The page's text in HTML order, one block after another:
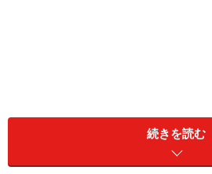
それでは、第10位から発表します！
続きを読む